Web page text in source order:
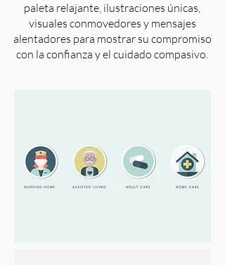
paleta relajante, ilustraciones únicas,
visuales conmovedores y mensajes
alentadores para mostrar su compromiso
con la confianza y el cuidado compasivo.